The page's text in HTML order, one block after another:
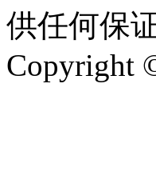
供任何保
Copyright